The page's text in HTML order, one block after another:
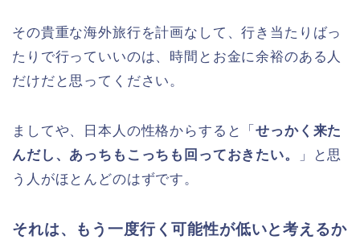
その貴重な海外旅行を計画なして、行き当たりばっ
たりで行っていいのは、時間とお金に余裕のある人
だけだと思ってください。
ましてや、日本人の性格からすると「せっかく来た
んだし、あっちもこっちも回っておきたい。
」と思
う人がほとんどのはずです。
それは、もう一度行く可能性が低いと考えるか